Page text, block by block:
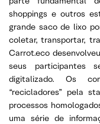
shoppings e outros
grande saco de lixo
coletar, transportar,
Carrot.eco
seus participantes
digitalizado. Os
“recicladores” pela
processos
uma série de